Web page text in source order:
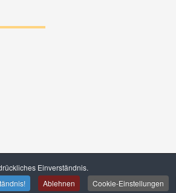
Einverständnis.
Ablehnen Cookie-Einstellungen